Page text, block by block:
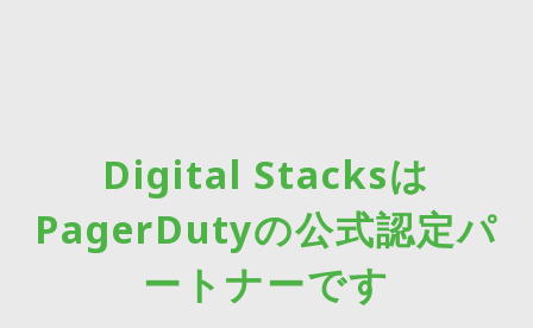
Digital Stacksは
PagerDutyの公式認定パ
ートナーです